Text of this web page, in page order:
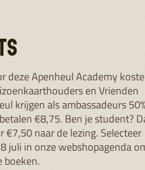
deze Apenheul Academy
en Vrienden
krijgen als ambassadeurs
€8,75. Ben je student?
€7,50 naar de lezing. Selecteer
juli in onze webshopagenda
boeken.